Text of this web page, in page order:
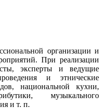
организации и
При реализации
эксперты и ведущие
и этнические
национальной кухни,
музыкального
и т. п.